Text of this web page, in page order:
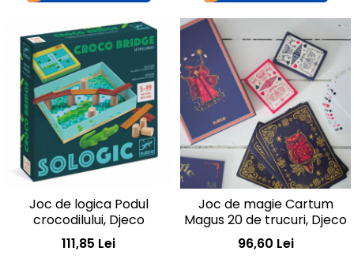
Joc de logica Podul
crocodilului, Djeco
111,85 Lei
Joc de magie Cartum
Magus 20 de trucuri, Djeco
96,60 Lei